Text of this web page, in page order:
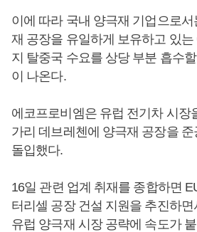
이에 따라 국내 양극재 기업으로
재 공장을 유일하게 보유하고 있
지 탈중국 수요를 상당 부분 흡수
이 나온다.
에코프로비엠은 유럽 전기차 시장
가리 데브레첸에 양극재 공장을 준
돌입했다.
16일 관련 업계 취재를 종합하면
터리셀 공장 건설 지원을 추진하면
유럽 양극재 시장 공략에 속도가